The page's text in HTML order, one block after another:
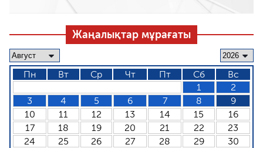
Жаңалықтар мұрағаты
Пн Вт Ср Чт Пт Сб
Вс
1
2
3
4 5 6 7 8
9
10
11 12 13 14 15
16
17
18 19 20 21 22
23
24
25 26 27 28 29
30